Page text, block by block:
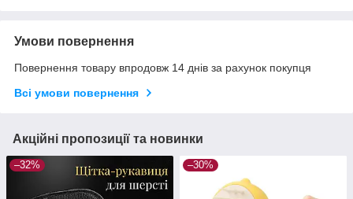
Умови повернення
Повернення товару впродовж 14 днів за рахунок покупця
Всі умови повернення
Акційні пропозиції та новинки
–32% –30%